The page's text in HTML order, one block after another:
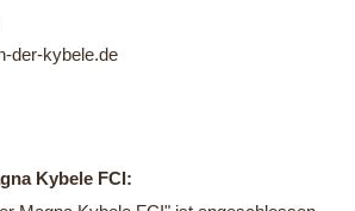
der-kybele.de
Kybele FCI: